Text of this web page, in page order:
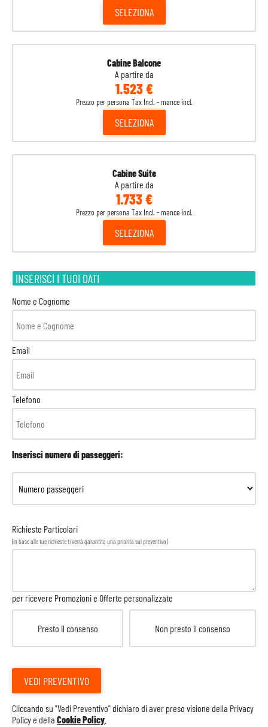
SELEZIONA
Cabine Balcone
A partire da
1.523 €
Prezzo per persona Tax Incl. - mance incl.
SELEZIONA
Cabine Suite
A partire da
1.733 €
Prezzo per persona Tax Incl. - mance incl.
SELEZIONA
INSERISCI I TUOI DATI
Nome e Cognome
Email
Telefono
Inserisci numero di passeggeri:
Richieste Particolari
(in base alle tue richieste ti verrà garantita una priorità sul preventivo)
per ricevere Promozioni e Offerte personalizzate
Presto il consenso Non presto il consenso
VEDI PREVENTIVO
Cliccando su "Vedi Preventivo" dichiaro di aver preso visione della Privacy
Policye della Cookie Policy